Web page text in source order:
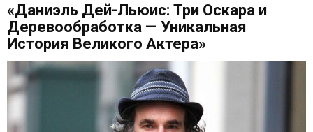
«Даниэль Дей-Льюис: Три Оскара и
Деревообработка — Уникальная
История Великого Актера»